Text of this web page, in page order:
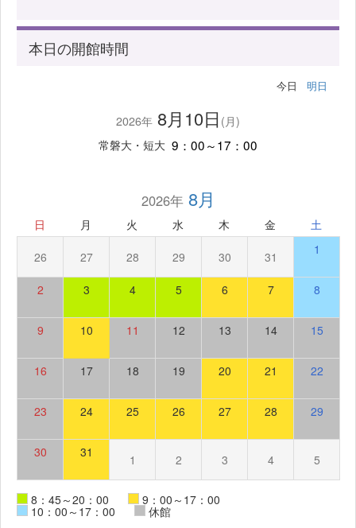
本日の開館時間
今日 明日
2026年 8月10日 (月)
常磐大・短大 9：00～17：00
2026年8月
日 月 火 水 木 金 土
26 27 28 29 30 31 1
2 3 4 5 6 7 8
9 10 11 12 13 14 15
16 17 18 19 20 21 22
23 24 25 26 27 28 29
30 31 1 2 3 4 5
8：45～20：00 9：00～17：00
10：00～17：00
休館